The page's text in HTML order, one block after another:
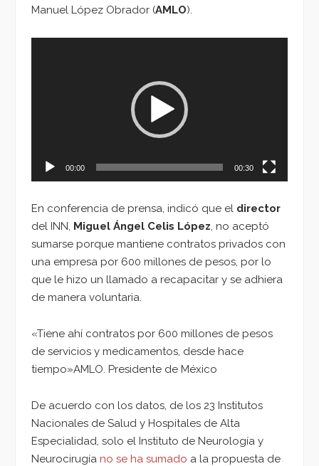
Manuel López Obrador (AMLO).
00:00 00:30
En conferencia de prensa, indicó que el director
del INN, Miguel Ángel Celis López, no aceptó
sumarse porque mantiene contratos privados con
una empresa por 600 millones de pesos, por lo
que le hizo un llamado a recapacitar y se adhiera
de manera voluntaria.
«Tiene ahí contratos por 600 millones de pesos
de servicios y medicamentos, desde hace
tiempo»AMLO. Presidente de México
De acuerdo con los datos, de los 23 Institutos
Nacionales de Salud y Hospitales de Alta
Especialidad, solo el Instituto de Neurología y
Neurocirugía no se ha sumado a la propuesta de